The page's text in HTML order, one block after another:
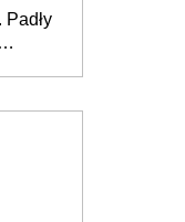
Padły